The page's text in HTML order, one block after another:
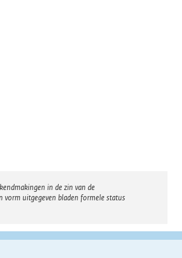
in de zin van de
vorm uitgegeven bladen formele status